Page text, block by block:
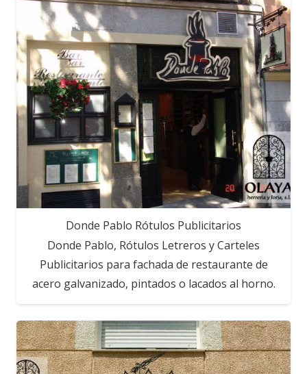
Donde Pablo Rótulos Publicitarios
Donde Pablo, Rótulos Letreros y Carteles
Publicitarios para fachada de restaurante de
acero galvanizado, pintados o lacados al horno.